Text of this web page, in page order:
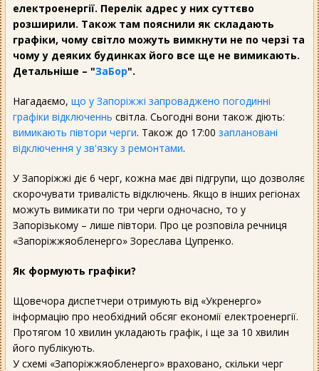
електроенергії. Перелік адрес у них суттєво
розширили. Також там пояснили як складають
графіки, чому світло можуть вимкнути не по черзі та
чому у деяких будинках його все ще не вимикають.
Детальніше – "ЗаБор".
Нагадаємо, що у Запоріжжі запроваджено погодинні
графіки відключеннь світла. Сьогодні вони також діють:
вимикають півтори черги. Також до 17:00 заплановані
відключення у зв'язку з ремонтами.
У Запоріжжі діє 6 черг, кожна має дві підгрупи, що дозволяє
скорочувати тривалість відключень. Якщо в інших регіонах
можуть вимикати по три черги одночасно, то у
Запорізькому – лише півтори. Про це розповіла речниця
«Запоріжжяобленерго» Зореслава Цупренко.
Як формують графіки?
Щовечора диспетчери отримують від «Укренерго»
інформацію про необхідний обсяг економії електроенергії.
Протягом 10 хвилин укладають графік, і ще за 10 хвилин
його публікують.
У схемі «Запоріжжяобленерго» враховано, скільки черг